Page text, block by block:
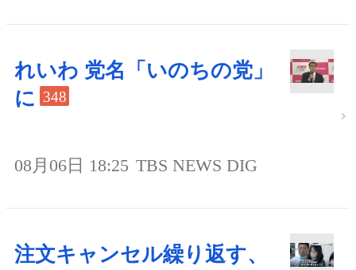
れいわ 党名「いのちの党」
に 348
08月06日 18:25 TBS NEWS DIG
注文キャンセル繰り返す、